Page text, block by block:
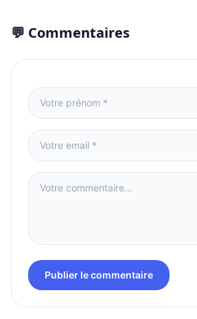
💬 Commentaires
Publier le commentaire